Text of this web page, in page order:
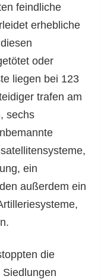
feindliche
erhebliche
oder
liegen bei 123
trafen am
sechs
ein
außerdem ein
die